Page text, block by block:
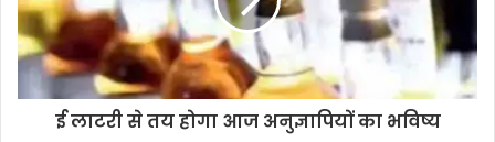
ई लाटरी से तय होगा आज अनुज्ञापियों का भविष्य